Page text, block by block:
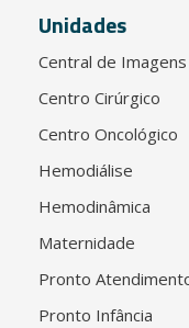
Unidades
Central de
Centro Cirúrgico
Centro Oncológico
Hemodiálise
Hemodinâmica
Maternidade
Pronto
Pronto Infância